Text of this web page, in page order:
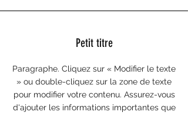
Petit titre
Paragraphe. Cliquez sur « Modifier le texte
» ou double-cliquez sur la zone de texte
pour modifier votre contenu. Assurez-vous
d'ajouter les informations importantes que